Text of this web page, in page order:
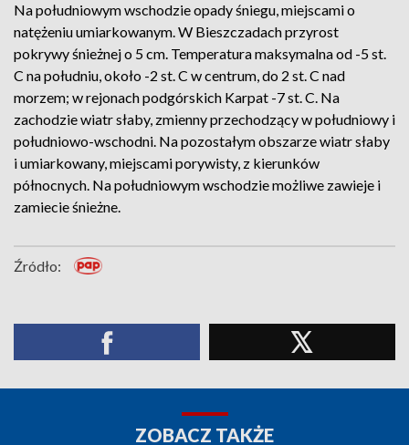
Na południowym wschodzie opady śniegu, miejscami o
natężeniu umiarkowanym. W Bieszczadach przyrost
pokrywy śnieżnej o 5 cm. Temperatura maksymalna od -5 st.
C na południu, około -2 st. C w centrum, do 2 st. C nad
morzem; w rejonach podgórskich Karpat -7 st. C. Na
zachodzie wiatr słaby, zmienny przechodzący w południowy i
południowo-wschodni. Na pozostałym obszarze wiatr słaby
i umiarkowany, miejscami porywisty, z kierunków
północnych. Na południowym wschodzie możliwe zawieje i
zamiecie śnieżne.
Źródło:
ZOBACZ TAKŻE